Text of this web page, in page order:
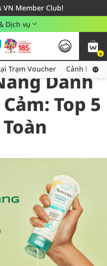
VN Member Club!
đơn hàng từ 249,000Đ
khu vực TP. Hồ Chí Minh
Dịch vụ
0
Thu thập thêm voucher hot tại Trạm Voucher
Trạm Voucher Cảnh báo
Dành
Top 5